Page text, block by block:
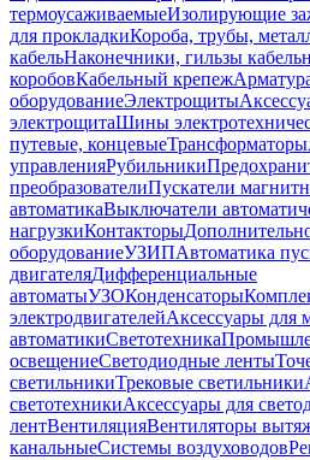
термоусаживаемыеИзолирующие
для прокладкиКороба, трубы,
кабельНаконечники, гильзы
коробовКабельный крепеж
оборудованиеЭлектрощиты
электрощитаШины
путевые, концевыеТрансформаторы
управленияРубильники
преобразователиПускатели
автоматикаВыключатели
нагрузкиКонтакторы
оборудованиеУЗИПАвтоматика
двигателяДифференциальные
автоматыУЗОКонденсаторы
электродвигателейАксессуары для
автоматикиСветотехника
освещениеСветодиодные ленты
светильникиТрековые светильники
светотехникиАксессуары для
лентВентиляцияВентиляторы
канальныеСистемы воздуховодов